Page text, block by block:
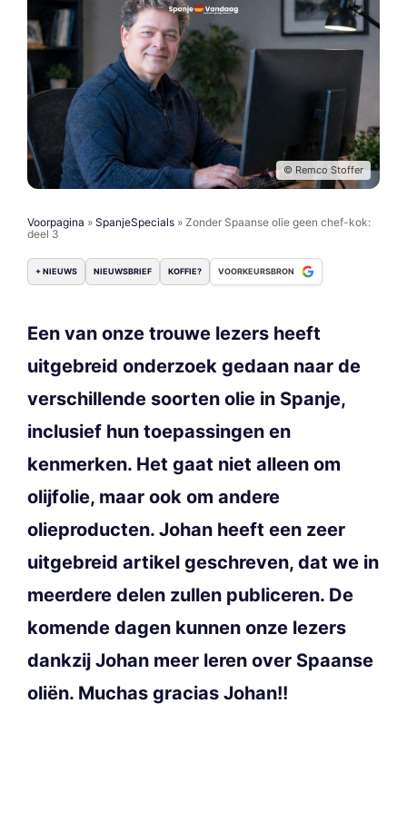
© Remco Stoffer
Voorpagina » SpanjeSpecials » Zonder Spaanse olie geen chef-kok:
deel 3
+ NIEUWS NIEUWSBRIEF KOFFIE? VOORKEURSBRON
Een van onze trouwe lezers heeft
uitgebreid onderzoek gedaan naar de
verschillende soorten olie in Spanje,
inclusief hun toepassingen en
kenmerken. Het gaat niet alleen om
olijfolie, maar ook om andere
olieproducten. Johan heeft een zeer
uitgebreid artikel geschreven, dat we in
meerdere delen zullen publiceren. De
komende dagen kunnen onze lezers
dankzij Johan meer leren over Spaanse
oliën. Muchas gracias Johan!!